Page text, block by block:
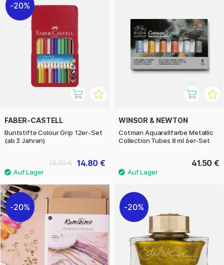
20%
FABER-CASTELL
Buntstifte Colour Grip 12er-Set
(ab 3 Jahren)
14.80 €
18.50 €
WINSOR & NEWTON
Cotman Aquarellfarbe Metallic
Collection Tubes 8 ml 6er-Set
41.50 €
20% 20%